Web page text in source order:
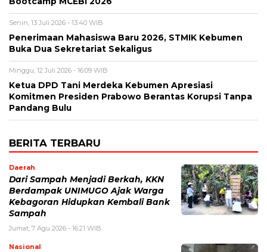
Senin, 13 Juli 2026 - 13:40 WIB
Penerimaan Mahasiswa Baru 2026, STMIK Kebumen
Buka Dua Sekretariat Sekaligus
Minggu, 12 Juli 2026 - 16:09 WIB
Ketua DPD Tani Merdeka Kebumen Apresiasi
Komitmen Presiden Prabowo Berantas Korupsi Tanpa
Pandang Bulu
BERITA TERBARU
Daerah
Dari Sampah Menjadi Berkah, KKN
Berdampak UNIMUGO Ajak Warga
Kebagoran Hidupkan Kembali Bank
Sampah
Jumat, 7 Agu 2026 - 16:21 WIB
Nasional